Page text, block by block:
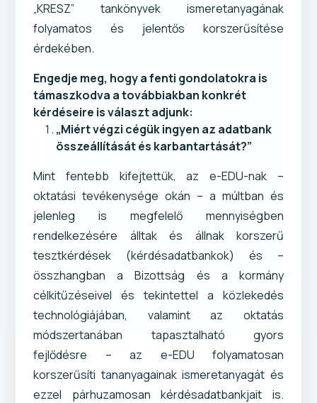
„KRESZ” tankönyvek ismeretanyagának
folyamatos és jelentős korszerűsítése
érdekében.
Engedje meg, hogy a fenti gondolatokra is
támaszkodva a továbbiakban konkrét
kérdéseire is választ adjunk:
„Miért végzi cégük ingyen az adatbank
összeállítását és karbantartását?”
Mint fentebb kifejtettük, az e-EDU-nak –
oktatási tevékenysége okán – a múltban és
jelenleg is megfelelő mennyiségben
rendelkezésére álltak és állnak korszerű
tesztkérdések (kérdésadatbankok) és –
összhangban a Bizottság és a kormány
célkitűzéseivel és tekintettel a közlekedés
technológiájában, valamint az oktatás
módszertanában tapasztalható gyors
fejlődésre – az e-EDU folyamatosan
korszerűsíti tananyagainak ismeretanyagát és
ezzel párhuzamosan kérdésadatbankjait is.